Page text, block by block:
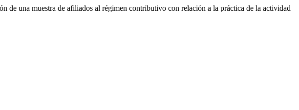
una muestra de afiliados al régimen contributivo con relación a la práctica de la actividad